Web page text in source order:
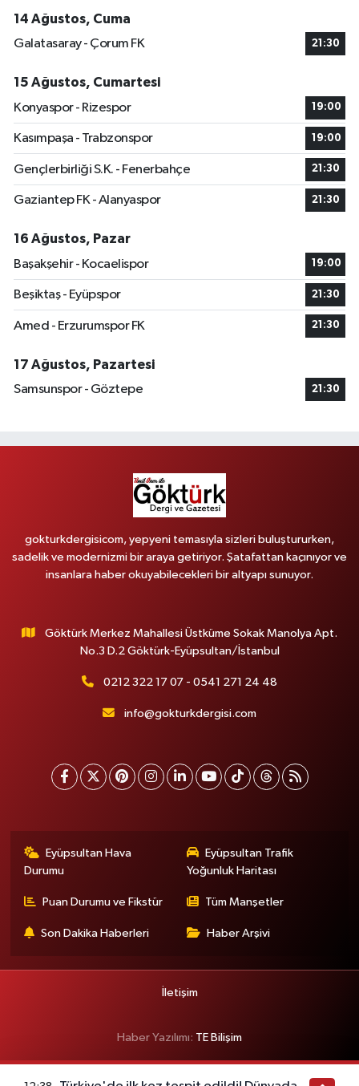
14 Ağustos, Cuma
Galatasaray - Çorum FK
21:30
15 Ağustos, Cumartesi
Konyaspor - Rizespor
19:00
Kasımpaşa - Trabzonspor 19:00
Gençlerbirliği S.K. - Fenerbahçe 21:30
Gaziantep FK - Alanyaspor 21:30
16 Ağustos, Pazar
Başakşehir - Kocaelispor
19:00
Beşiktaş - Eyüpspor 21:30
Amed - Erzurumspor FK 21:30
17 Ağustos, Pazartesi
Samsunspor - Göztepe
21:30
gokturkdergisicom, yepyeni temasıyla sizleri buluştururken,
sadelik ve modernizmi bir araya getiriyor. Şatafattan kaçınıyor ve
insanlara haber okuyabilecekleri bir altyapı sunuyor.
Göktürk Merkez Mahallesi Üstküme Sokak Manolya Apt.
No.3 D.2 Göktürk-Eyüpsultan/İstanbul
0212 322 17 07 - 0541 271 24 48
info@gokturkdergisi.com
Eyüpsultan Hava
Durumu
Eyüpsultan Trafik
Yoğunluk Haritası
Puan Durumu ve Fikstür Tüm Manşetler
Son Dakika Haberleri Haber Arşivi
İletişim
Haber Yazılımı: TE Bilişim